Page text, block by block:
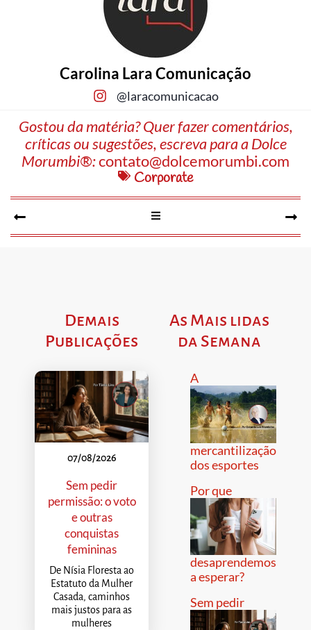
Carolina Lara Comunicação
@laracomunicacao
Gostou da matéria? Quer fazer comentários,
críticas ou sugestões, escreva para a Dolce
Morumbi®:contato@dolcemorumbi.com
Corporate
Demais
Publicações
07/08/2026
Sem pedir
permissão: o voto
e outras
conquistas
femininas
De Nísia Floresta ao
Estatuto da Mulher
Casada, caminhos
mais justos para as
mulheres
As Mais lidas
da Semana
A
mercantilização
dos esportes
Por que
desaprendemos
a esperar?
Sem pedir